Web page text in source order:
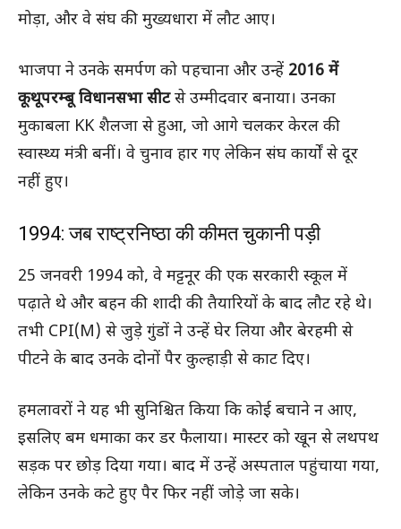
मोड़ा, और वे संघ की मुख्यधारा में लौट आए।
भाजपा ने उनके समर्पण को पहचाना और उन्हें 2016 में
कूथूपरम्बू विधानसभा सीटसे उम्मीदवार बनाया। उनका
मुकाबला KK शैलजा से हुआ, जो आगे चलकर केरल की
स्वास्थ्य मंत्री बनीं। वे चुनाव हार गए लेकिन संघ कार्यों से दूर
नहीं हुए।
1994: जब राष्ट्रनिष्ठा की कीमत चुकानी पड़ी
25 जनवरी 1994 को, वे मट्टनूर की एक सरकारी स्कूल में
पढ़ाते थे और बहन की शादी की तैयारियों के बाद लौट रहे थे।
तभी CPI(M) से जुड़े गुंडों ने उन्हें घेर लिया और बेरहमी से
पीटने के बाद उनके दोनों पैर कुल्हाड़ी से काट दिए।
हमलावरों ने यह भी सुनिश्चित किया कि कोई बचाने न आए,
इसलिए बम धमाका कर डर फैलाया। मास्टर को खून से लथपथ
सड़क पर छोड़ दिया गया। बाद में उन्हें अस्पताल पहुंचाया गया,
लेकिन उनके कटे हुए पैर फिर नहीं जोड़े जा सके।